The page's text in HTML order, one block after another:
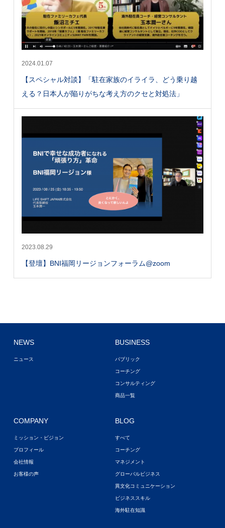
2024.01.07
【スペシャル対談】「駐在家族のイライラ、どう乗り越
える？日本人が陥りがちな考え方のクセと対処法」
2023.08.29
【登壇】BNI福岡リージョンフォーラム@zoom
NEWS
ニュース
BUSINESS
パブリック
コーチング
コンサルティング
商品一覧
COMPANY
ミッション・ビジョン
プロフィール
会社情報
お客様の声
BLOG
すべて
コーチング
マネジメント
グローバルビジネス
異文化コミュニケーション
ビジネススキル
海外駐在知識